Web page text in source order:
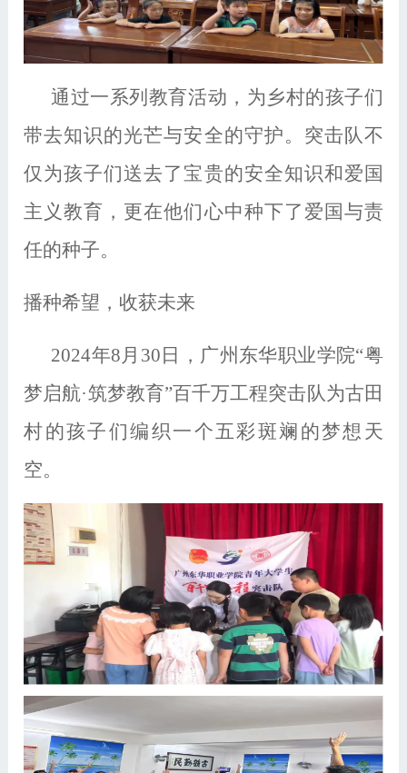
通过一系列教育活动，为乡村的孩子们
带去知识的光芒与安全的守护。突击队不
仅为孩子们送去了宝贵的安全知识和爱国
主义教育，更在他们心中种下了爱国与责
任的种子。
播种希望，收获未来
2024年8月30日，广州东华职业学院“粤
梦启航·筑梦教育”百千万工程突击队为古田
村的孩子们编织一个五彩斑斓的梦想天
空。